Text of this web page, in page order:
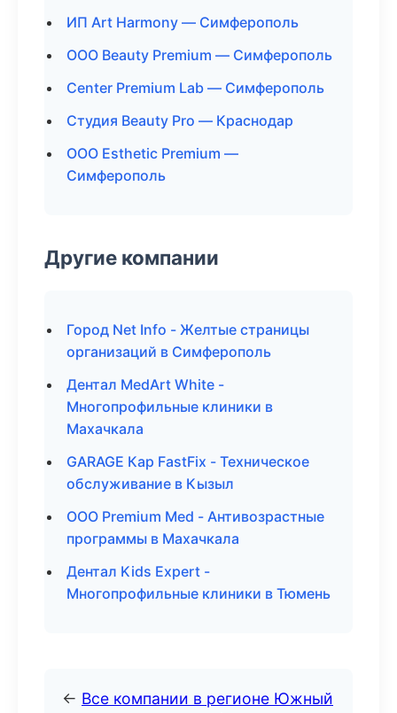
ИП Art Harmony — Симферополь
ООО Beauty Premium — Симферополь
Center Premium Lab — Симферополь
Студия Beauty Pro — Краснодар
ООО Esthetic Premium —
Симферополь
Другие компании
Город Net Info - Желтые страницы
организаций в Симферополь
Дентал MedArt White -
Многопрофильные клиники в
Махачкала
GARAGE Кар FastFix - Техническое
обслуживание в Кызыл
ООО Premium Med - Антивозрастные
программы в Махачкала
Дентал Kids Expert -
Многопрофильные клиники в Тюмень
← Все компании в регионе Южный